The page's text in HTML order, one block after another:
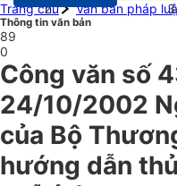
Trang chủ
Văn bản pháp
Thông tin văn bản
89
0
Công văn số
24/10/2002
của Bộ
hướng dẫn